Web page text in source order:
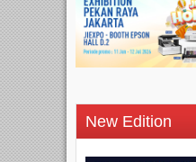
New Edition